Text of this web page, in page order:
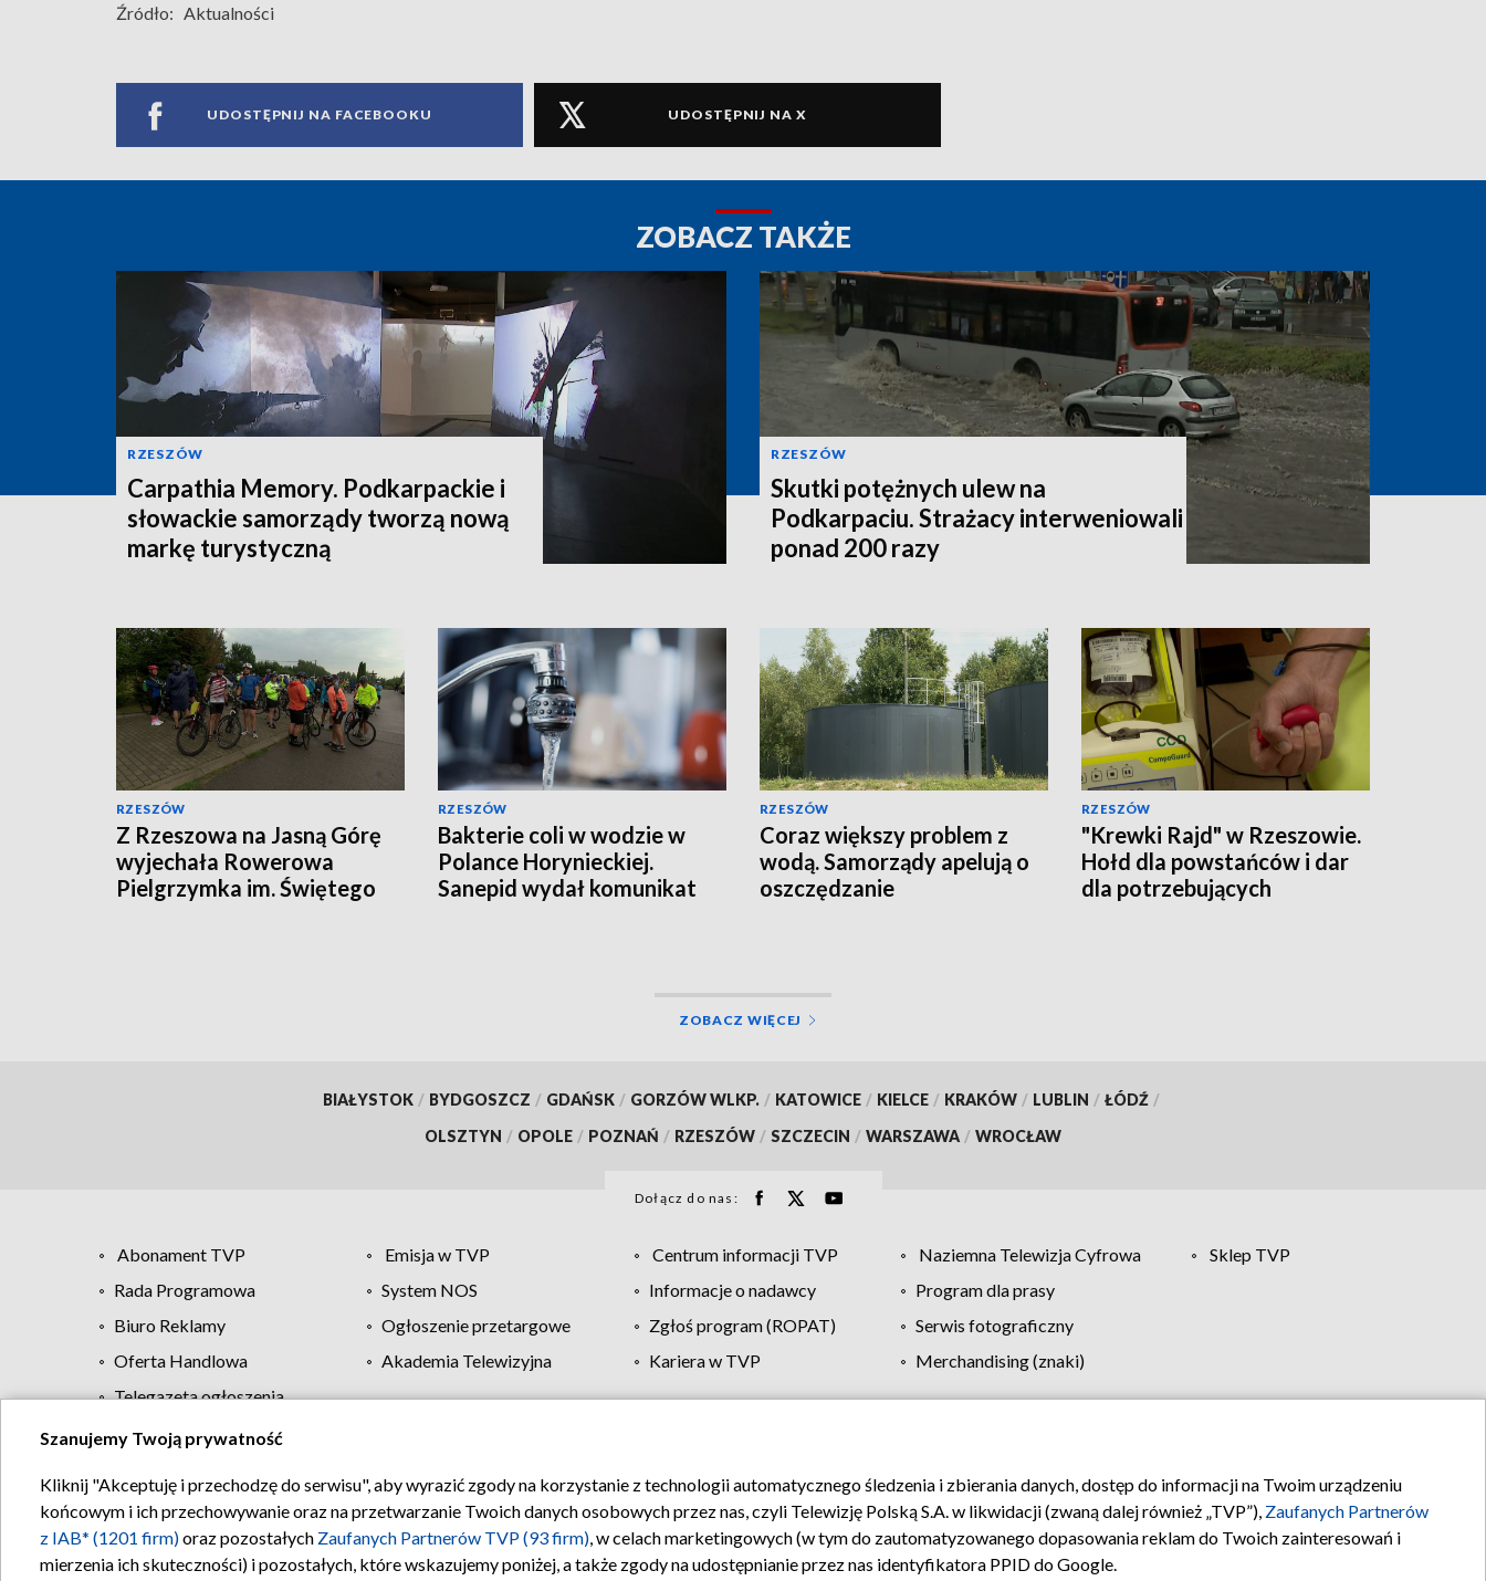
Źródło: Aktualności
UDOSTĘPNIJ NA FACEBOOKU UDOSTĘPNIJ NA X
ZOBACZ TAKŻE
RZESZÓW
Carpathia Memory. Podkarpackie i
słowackie samorządy tworzą nową
markę turystyczną
RZESZÓW
Skutki potężnych ulew na
Podkarpaciu. Strażacy interweniowali
ponad 200 razy
RZESZÓW
Z Rzeszowa na Jasną Górę
wyjechała Rowerowa
Pielgrzymka im. Świętego
RZESZÓW
Bakterie coli w wodzie w
Polance Horynieckiej.
Sanepid wydał komunikat
RZESZÓW
Coraz większy problem z
wodą. Samorządy apelują o
oszczędzanie
RZESZÓW
"Krewki Rajd" w Rzeszowie.
Hołd dla powstańców i dar
dla potrzebujących
ZOBACZ WIĘCEJ
BIAŁYSTOK / BYDGOSZCZ / GDAŃSK / GORZÓW WLKP. / KATOWICE / KIELCE / KRAKÓW / LUBLIN / ŁÓDŹ /
OLSZTYN / OPOLE / POZNAŃ / RZESZÓW / SZCZECIN / WARSZAWA / WROCŁAW
Dołącz do nas:
Abonament TVP Emisja w TVP Centrum informacji TVP Naziemna Telewizja Cyfrowa
Sklep TVP
Rada Programowa
System NOS Informacje o nadawcy
Program dla prasy
Biuro Reklamy
Ogłoszenie przetargowe Zgłoś program (ROPAT)
Serwis fotograficzny
Oferta Handlowa
Akademia Telewizyjna Kariera w TVP
Merchandising (znaki)
Telegazeta ogłoszenia
Regulamin TVP Polityka prywatności Moje zgody Pomoc Biuro reklamy Kontakt
Szanujemy Twoją prywatność
Kliknij "Akceptuję i przechodzę do serwisu", aby wyrazić zgody na korzystanie z technologii automatycznego śledzenia i zbierania danych, dostęp do informacji na Twoim urządzeniu
końcowym i ich przechowywanie oraz na przetwarzanie Twoich danych osobowych przez nas, czyli Telewizję Polską S.A. w likwidacji (zwaną dalej również „TVP”), Zaufanych Partnerów
z IAB* (1201 firm)oraz pozostałych Zaufanych Partnerów TVP (93 firm), w celach marketingowych (w tym do zautomatyzowanego dopasowania reklam do Twoich zainteresowań i
mierzenia ich skuteczności) i pozostałych, które wskazujemy poniżej, a także zgody na udostępnianie przez nas identyfikatora PPID do Google.